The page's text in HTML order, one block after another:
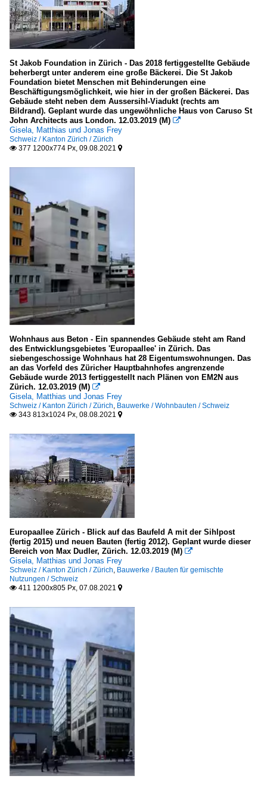
Deutschland
Kulturbauten
Europa
Museen
Asien
Deutschland
Rathäuser, Parlaments- und Regierungsgebäude
Belgien
Deutschland
Norwegen
Sakrale Bauten
Belgien
Dänemark
Deutschland
Frankreich
Israel, Palästina
Norwegen
Schweiz
Schöne Villen
Deutschland
Deutschland
Europa
Torbauten
Deutschland
Türme
Deutschland
Europa
Wohnbauten
Deutschland
Europa
Schweiz
Vereinigtes Königreich
St Jakob Foundation in Zürich - Das 2018 fertiggestellte Gebäude
beherbergt unter anderem eine große Bäckerei. Die St Jakob
Foundation bietet Menschen mit Behinderungen eine
Beschäftigungsmöglichkeit, wie hier in der großen Bäckerei. Das
Gebäude steht neben dem Aussersihl-Viadukt (rechts am
Bildrand). Geplant wurde das ungewöhnliche Haus von Caruso St
John Architects aus London. 12.03.2019 (M) 
Gisela, Matthias und Jonas Frey
Schweiz / Kanton Zürich / Zürich
 377 1200x774 Px, 09.08.2021 
Wohnhaus aus Beton - Ein spannendes Gebäude steht am Rand
des Entwicklungsgebietes 'Europaallee' in Zürich. Das
siebengeschossige Wohnhaus hat 28 Eigentumswohnungen. Das
an das Vorfeld des Züricher Hauptbahnhofes angrenzende
Gebäude wurde 2013 fertiggestellt nach Plänen von EM2N aus
Zürich. 12.03.2019 (M) 
Gisela, Matthias und Jonas Frey
Schweiz / Kanton Zürich / Zürich, Bauwerke / Wohnbauten / Schweiz
 343 813x1024 Px, 08.08.2021 
Europaallee Zürich - Blick auf das Baufeld A mit der Sihlpost
(fertig 2015) und neuen Bauten (fertig 2012). Geplant wurde dieser
Bereich von Max Dudler, Zürich. 12.03.2019 (M) 
Gisela, Matthias und Jonas Frey
Schweiz / Kanton Zürich / Zürich, Bauwerke / Bauten für gemischte
Nutzungen / Schweiz
 411 1200x805 Px, 07.08.2021 